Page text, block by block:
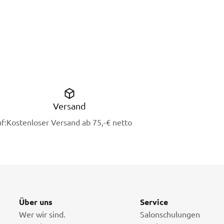
Versand
Kostenloser Versand ab 75,-€ netto
Über uns
Wer wir sind.
Service
Salonschulungen